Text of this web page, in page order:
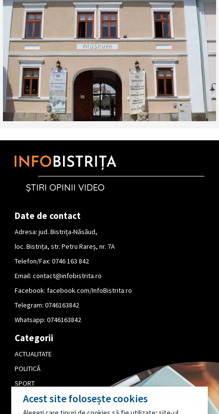
ȘTIRI OPINII VIDEO
Date de contact
Adresa: jud. Bistrița-Năsăud,
loc. Bistrița, str. Petru Rareș, nr. 7A
Telefon/Fax: 0746 163 842
Email: contact@infobistrita.ro
Facebook: facebook.com/InfoBistrita.ro
Telegram: 0746163842
Whatsapp: 0746163842
Categorii
ACTUALITATE
POLITICĂ
SPORT
CULTURĂ
Acest site folosește cookies